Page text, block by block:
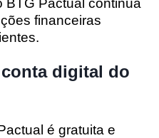
financeiras
digital do
é gratuita e